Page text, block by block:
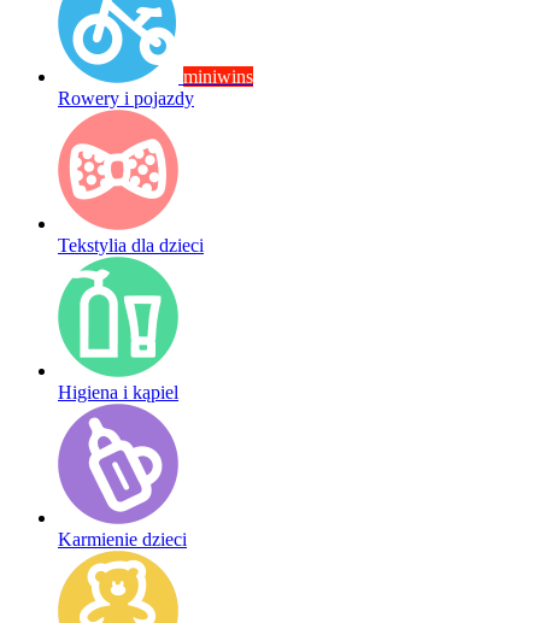
miniwins
Rowery i pojazdy
Tekstylia dla dzieci
Higiena i kąpiel
Karmienie dzieci